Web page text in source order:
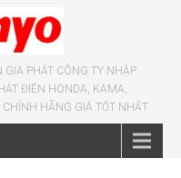
GIA PHÁT CÔNG TY NHẬP
ĐIỆN HONDA, KAMA,
HÃNG GIÁ TỐT NHẤT